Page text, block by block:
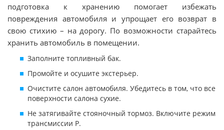
подготовка к хранению помогает избежать
повреждения автомобиля и упрощает его возврат в
свою стихию – на дорогу. По возможности старайтесь
хранить автомобиль в помещении.
Заполните топливный бак.
Промойте и осушите экстерьер.
Очистите салон автомобиля. Убедитесь в том, что все
поверхности салона сухие.
Не затягивайте стояночный тормоз. Включите режим
трансмиссии P.